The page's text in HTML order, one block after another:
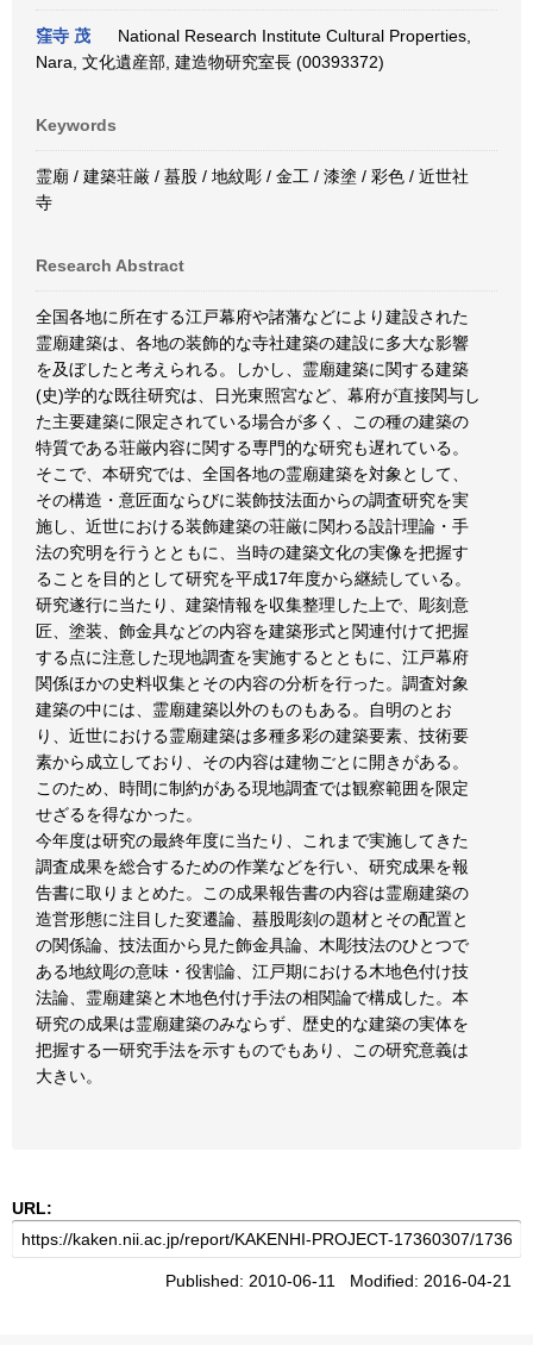
窪寺 茂
National Research Institute Cultural Properties,
Nara, 文化遺産部, 建造物研究室長 (00393372)
Keywords
霊廟 / 建築荘厳 / 蟇股 / 地紋彫 / 金工 / 漆塗 / 彩色 / 近世社
寺
Research Abstract
全国各地に所在する江戸幕府や諸藩などにより建設された
霊廟建築は、各地の装飾的な寺社建築の建設に多大な影響
を及ぼしたと考えられる。しかし、霊廟建築に関する建築
(史)学的な既往研究は、日光東照宮など、幕府が直接関与し
た主要建築に限定されている場合が多く、この種の建築の
特質である荘厳内容に関する専門的な研究も遅れている。
そこで、本研究では、全国各地の霊廟建築を対象として、
その構造・意匠面ならびに装飾技法面からの調査研究を実
施し、近世における装飾建築の荘厳に関わる設計理論・手
法の究明を行うとともに、当時の建築文化の実像を把握す
ることを目的として研究を平成17年度から継続している。
研究遂行に当たり、建築情報を収集整理した上で、彫刻意
匠、塗装、飾金具などの内容を建築形式と関連付けて把握
する点に注意した現地調査を実施するとともに、江戸幕府
関係ほかの史料収集とその内容の分析を行った。調査対象
建築の中には、霊廟建築以外のものもある。自明のとお
り、近世における霊廟建築は多種多彩の建築要素、技術要
素から成立しており、その内容は建物ごとに開きがある。
このため、時間に制約がある現地調査では観察範囲を限定
せざるを得なかった。
今年度は研究の最終年度に当たり、これまで実施してきた
調査成果を総合するための作業などを行い、研究成果を報
告書に取りまとめた。この成果報告書の内容は霊廟建築の
造営形態に注目した変遷論、蟇股彫刻の題材とその配置と
の関係論、技法面から見た飾金具論、木彫技法のひとつで
ある地紋彫の意味・役割論、江戸期における木地色付け技
法論、霊廟建築と木地色付け手法の相関論で構成した。本
研究の成果は霊廟建築のみならず、歴史的な建築の実体を
把握する一研究手法を示すものでもあり、この研究意義は
大きい。
URL:
Published: 2010-06-11 Modified: 2016-04-21